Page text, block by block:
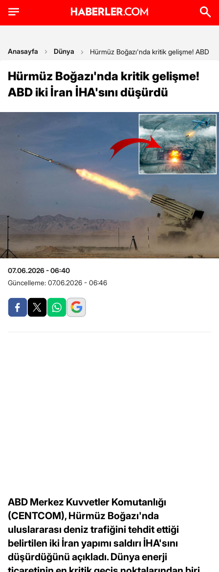
Anasayfa Dünya Hürmüz Boğazı'nda kritik gelişme! ABD iki
Hürmüz Boğazı'nda kritik gelişme!
ABD iki İran İHA'sını düşürdü
07.06.2026 - 06:40
Güncelleme: 07.06.2026 - 06:46
ABD Merkez Kuvvetler Komutanlığı
(CENTCOM), Hürmüz Boğazı'nda
uluslararası deniz trafiğini tehdit ettiği
belirtilen iki İran yapımı saldırı İHA'sını
düşürdüğünü açıkladı. Dünya enerji